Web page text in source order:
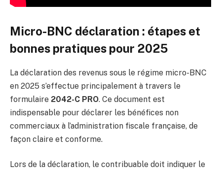
Micro-BNC déclaration : étapes et
bonnes pratiques pour 2025
La déclaration des revenus sous le régime micro-BNC
en 2025 s’effectue principalement à travers le
formulaire 2042-C PRO. Ce document est
indispensable pour déclarer les bénéfices non
commerciaux à l’administration fiscale française, de
façon claire et conforme.
Lors de la déclaration, le contribuable doit indiquer le